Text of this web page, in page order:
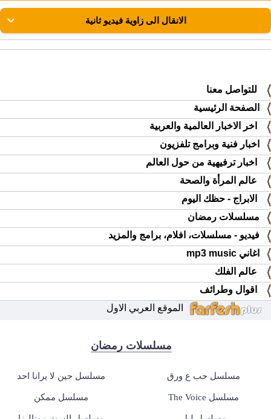
للتواصل معنا
الصفحة الرئيسية
اخر الاخبار العالمية والعربية
اخبار فنية وبرامج تلفزيون
اخبار ترفيهية من حول العالم
عالم المرأة والصحة
الابراج - حظك اليوم
مسلسلات رمضان
فيديو - مسلسلات، افلام، برامج والمزيد
اغاني mp3 music
عالم الفلك
اقوال وطرائف
الموقع العربي الاول
مسلسلات رمضان
مسلسل حب ع ورق مسلسل حين لا يرانا احد
مسلسل The Voice مسلسل ممكن